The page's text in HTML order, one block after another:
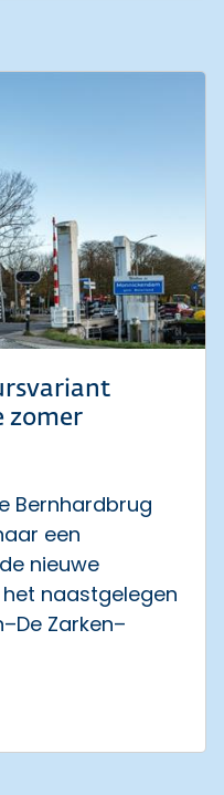
zomer
Bernhardbrug
een
nieuwe
naastgelegen
Zarken–